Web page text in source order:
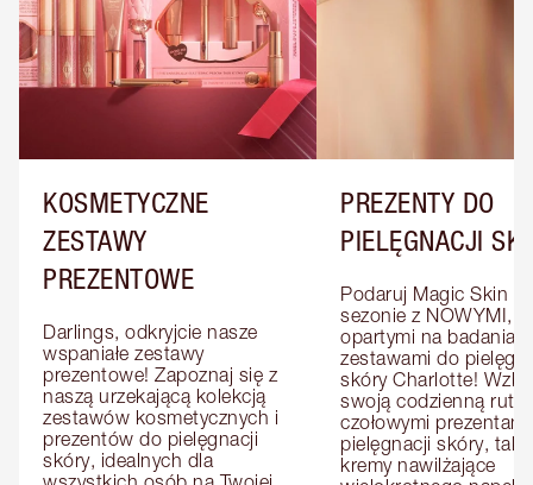
KOSMETYCZNE
ZESTAWY
PREZENTOWE
Darlings, odkryjcie nasze
wspaniałe zestawy
prezentowe! Zapoznaj się z
naszą urzekającą kolekcją
zestawów kosmetycznych i
prezentów do pielęgnacji
skóry, idealnych dla
PREZENTY DO
PIELĘGNACJI
Podaruj Magic Skin w
sezonie z NOWYMI,
opartymi na
zestawami do
skóry Charlotte!
swoją codzienną
czołowymi
pielęgnacji skóry,
kremy nawilżające